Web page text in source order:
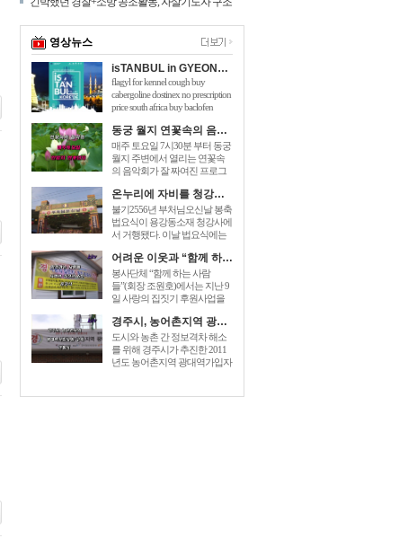
영상뉴스
isTANBUL in GYEONGJU
flagyl for kennel cough buy
cabergoline dostinex no prescription
price south africa buy baclofen
viagra hurt me flomaxtra
동궁 월지 연꽃속의 음악회 관광객 호응 높아
매주 토요일 7시30분 부터 동궁
월지 주변에서 열리는 연꽃속
의 음악회가 잘 짜여진 프로그
prices for generic zoloft , cost zoloft
australia, generic zoloft visa
mastercard accepted sign. 더해 주
고있다. [...]
온누리에 자비를 청강사 부처님오신날 법요식가져
불기2556년 부처님오신날 봉축
법요식이 용강동소재 청강사에
서 거행됐다. 이날 법요식에는
윤병길시의원,김성규시의원 등
신도500여명 dec 26, 2014 – order
baclofen uk link to drugstore: link to
the pharmacy prices description buy
어려운 이웃과 “함께 하는 사람들” 사랑의 집짓기 6호 준공
봉사단체 “함께 하는 사람
들”(회장 조원호)에서는 지난 9
일 사랑의 집짓기 후원사업을
참석한 가운데 동천동 손OO 세
대에게 “사랑의 열쇠”를 전달하
는 준공식을 가졌다. “함께 하는
사람들”은 2005년에 전기, 건축,
경주시, 농어촌지역 광대역가입자망 구축 개통식
도시와 농촌 간 정보격차 해소
를 위해 경주시가 추진한 2011
년도 농어촌지역 광대역가입자
brand name of lioresal, is a muscle